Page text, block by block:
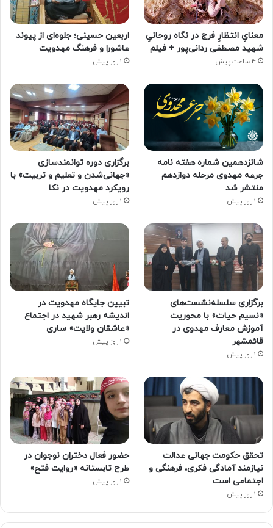
معنایِ انتظارِ فرج در نگاه روحانیِ
شهید مصطفی ردانی‌پور + فیلم
4 ساعت پیش
اربعین حسینی؛ جلوه‌ای از پیوند
عاشورا و فرهنگ مهدویت
1 روز پیش
شانزدهمین شماره هفته‌ نامه
جرعه مهدوی مرحله دوازدهم
منتشر شد
1 روز پیش
برگزاری دوره توانمندسازی
«جهانی‌شدن و تعلیم و تربیت» با
رویکرد مهدویت در نکا
1 روز پیش
برگزاری سلسله‌نشست‌های
«نسیم حیات» با محوریت
آموزش معارف مهدوی در
قائمشهر
1 روز پیش
تبیین جایگاه مهدویت در
اندیشه رهبر شهید در اجتماع
«عاشقان ولایت» ساری
1 روز پیش
تحقق حکومت جهانی عدالت
نیازمند آمادگی فکری، فرهنگی و
اجتماعی است
1 روز پیش
حضور فعال دختران نوجوان در
طرح تابستانه «روایت فتح»
1 روز پیش